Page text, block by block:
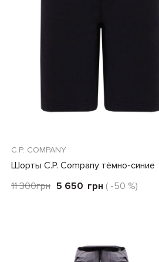
C.P. COMPANY
Шорты C.P. Company тёмно-синие
11 300грн 5 650 грн ( -50 %)